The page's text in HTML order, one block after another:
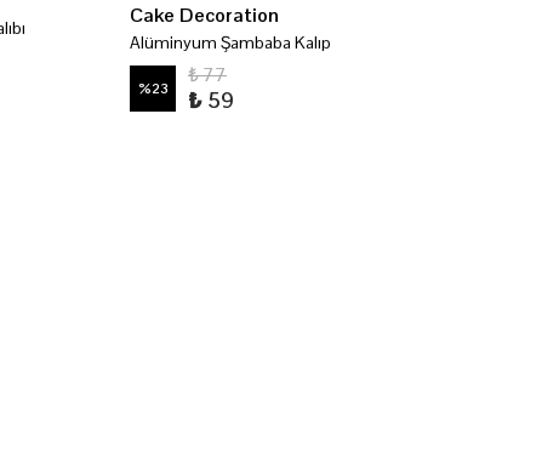
Cake Decoration
Alüminyum Şambaba Kalıp
%23
₺ 77
₺ 59